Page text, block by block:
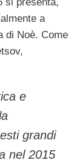
a
di Noè. Come
e
grandi
nel 2015